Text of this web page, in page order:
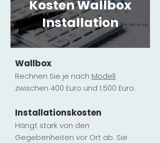
Kosten Wallbox
Installation
Wallbox
Rechnen Sie je nach Modell
zwischen 400 Euro und 1.500 Euro.
Installationskosten
Hängt stark von den
Gegebenheiten vor Ort ab. Sie